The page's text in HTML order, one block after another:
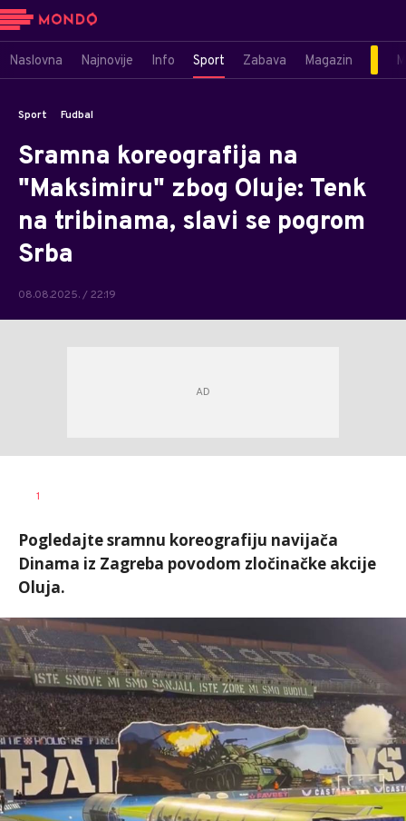
Naslovna Najnovije Info Sport Zabava Magazin
Sport Fudbal
Sramna koreografija na
"Maksimiru" zbog Oluje: Tenk
na tribinama, slavi se pogrom
Srba
08.08.2025. / 22:19
AUTOR
1
Pogledajte sramnu koreografiju navijača
Dinama iz Zagreba povodom zločinačke akcije
Oluja.